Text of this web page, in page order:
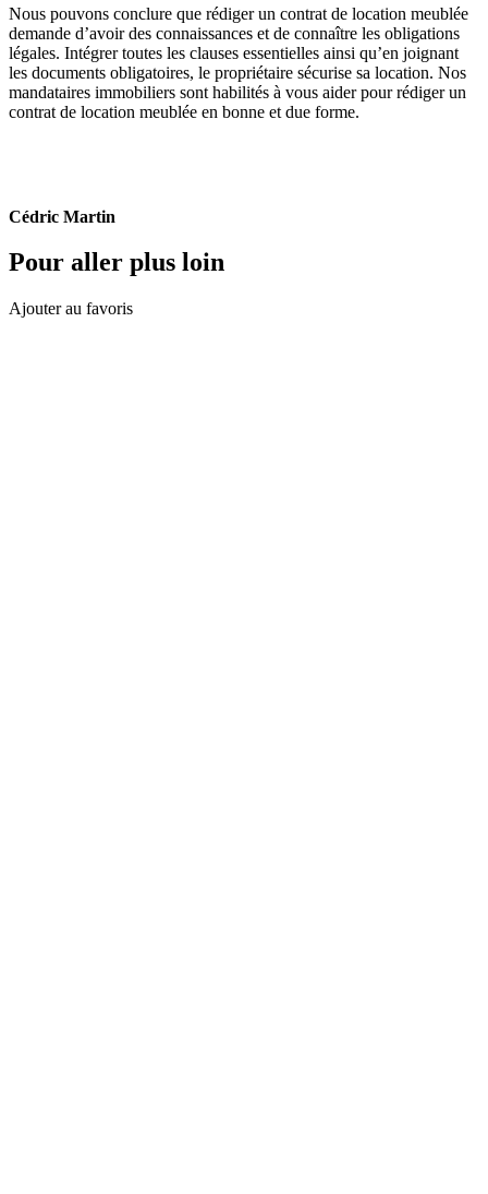
Nous pouvons conclure que rédiger un contrat de location meublée
demande d’avoir des connaissances et de connaître les obligations
légales. Intégrer toutes les clauses essentielles ainsi qu’en joignant
les documents obligatoires, le propriétaire sécurise sa location. Nos
mandataires immobiliers sont habilités à vous aider pour rédiger un
contrat de location meublée en bonne et due forme.
Cédric Martin
Pour aller plus loin
Ajouter au favoris